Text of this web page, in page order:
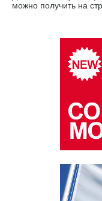
можно получить на